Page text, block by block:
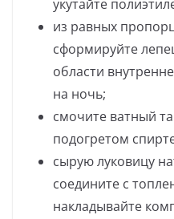
укутайте
из равных
сформируйте
области
на ночь;
смочите ватный
подогретом
сырую луковицу
соедините с
накладывайте